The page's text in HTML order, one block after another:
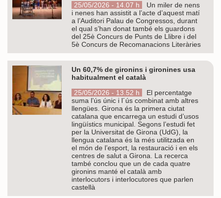
25/05/2026 - 14.07 h
Un miler de nens
i nenes han assistit a l’acte d’aquest matí
a l’Auditori Palau de Congressos, durant
el qual s’han donat també els guardons
del 25è Concurs de Punts de Llibre i del
5è Concurs de Recomanacions Literàries
Un 60,7% de gironins i gironines usa
habitualment el català
25/05/2026 - 13.52 h
El percentatge
suma l’ús únic i l´ús combinat amb altres
llengües. Girona és la primera ciutat
catalana que encarrega un estudi d’usos
lingüístics municipal. Segons l’estudi fet
per la Universitat de Girona (UdG), la
llengua catalana és la més utilitzada en
el món de l’esport, la restauració i en els
centres de salut a Girona. La recerca
també conclou que un de cada quatre
gironins manté el català amb
interlocutors i interlocutores que parlen
castellà